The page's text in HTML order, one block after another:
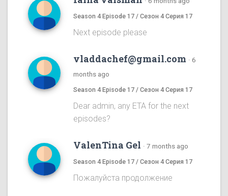
Season 4 Episode 17 / Сезон 4 Серия 17
Next episode please
vladdachef@gmail.com · 6
months ago
Season 4 Episode 17 / Сезон 4 Серия 17
Dear admin, any ETA for the next
episodes?
ValenTina Gel · 7 months ago
Season 4 Episode 17 / Сезон 4 Серия 17
Пожалуйста продолжение